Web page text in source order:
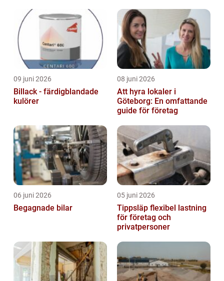
09 juni 2026
Billack - färdigblandade
kulörer
08 juni 2026
Att hyra lokaler i
Göteborg: En omfattande
guide för företag
06 juni 2026
Begagnade bilar
05 juni 2026
Tippsläp flexibel lastning
för företag och
privatpersoner